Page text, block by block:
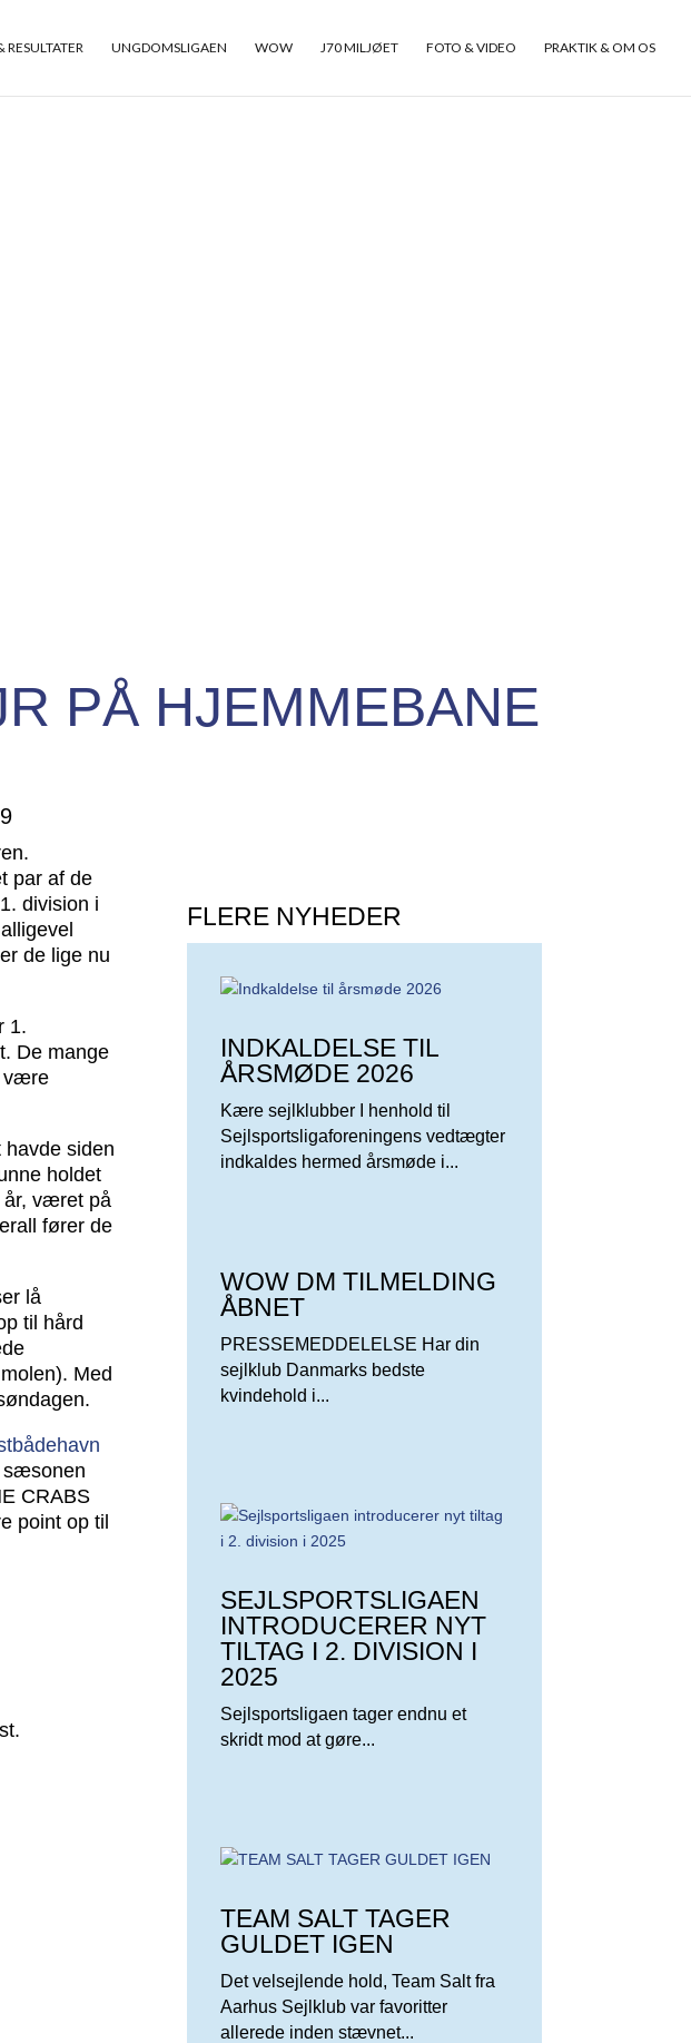
RESULTATER UNGDOMSLIGAEN WOW J70 MILJØET FOTO & VIDEO PRAKTIK & OM OS
PÅ HJEMMEBANE
par af de
division i
de lige nu
1.
De mange
være
siden
holdet
år, været på
fører de
lå
til hård
Med
sæsonen
CRABS
point op til
FLERE NYHEDER
INDKALDELSE TIL
ÅRSMØDE 2026
Kære sejlklubber I henhold til
Sejlsportsligaforeningens vedtægter
indkaldes hermed årsmøde i...
WOW DM TILMELDING
ÅBNET
PRESSEMEDDELELSE Har din
sejlklub Danmarks bedste
kvindehold i...
SEJLSPORTSLIGAEN
INTRODUCERER NYT
TILTAG I 2. DIVISION I
2025
Sejlsportsligaen tager endnu et
skridt mod at gøre...
TEAM SALT TAGER
GULDET IGEN
Det velsejlende hold, Team Salt fra
Aarhus Sejlklub var favoritter
allerede inden stævnet...